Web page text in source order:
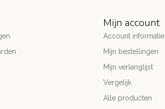
Mijn account
Account informatie
Mijn bestellingen
Mijn verlanglijst
Vergelijk
Alle producten